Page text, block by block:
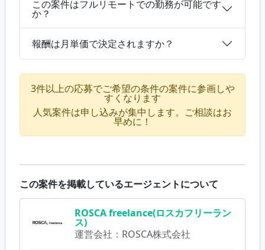
この案件はフルリモートでの勤務が可能です
か？
報酬は月単価で決定されますか？
3件以上の応募でご希望の条件の案件に参画しや
すくなります
人気案件は申し込みが集中します。ご相談はお
早めに！
この案件を掲載しているエージェントについて
ROSCA freelance(ロスカフリーラン
ス)
運営会社： ROSCA株式会社